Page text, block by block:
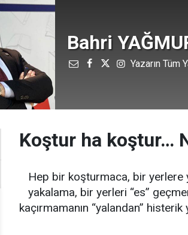
Bahri
Yazarın Tüm
Koştur ha koştur…
Hep bir koşturmaca, bir yerlere
yakalama, bir yerleri “es”
kaçırmamanın “yalandan”